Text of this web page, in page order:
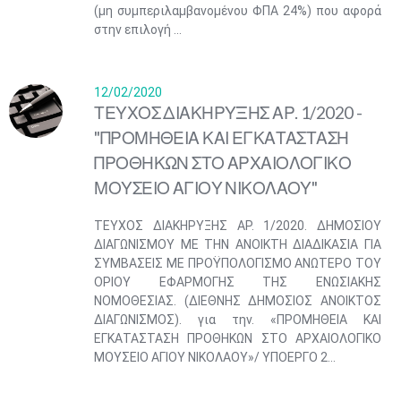
(μη συμπεριλαμβανομένου ΦΠΑ 24%) που αφορά
στην επιλογή ...
12/02/2020
ΤΕΥΧΟΣ ΔΙΑΚΗΡΥΞΗΣ ΑΡ. 1/2020 -
"ΠΡΟΜΗΘΕΙΑ ΚΑΙ ΕΓΚΑΤΑΣΤΑΣΗ
ΠΡΟΘΗΚΩΝ ΣΤΟ ΑΡΧΑΙΟΛΟΓΙΚΟ
ΜΟΥΣΕΙΟ ΑΓΙΟΥ ΝΙΚΟΛΑΟΥ"
ΤΕΥΧΟΣ ΔΙΑΚΗΡΥΞΗΣ ΑΡ. 1/2020. ΔΗΜΟΣΙΟΥ
ΔΙΑΓΩΝΙΣΜΟΥ ΜΕ ΤΗΝ ΑΝΟΙΚΤΗ ΔΙΑΔΙΚΑΣΙΑ ΓΙΑ
ΣΥΜΒΑΣΕΙΣ ΜΕ ΠΡΟΫΠΟΛΟΓΙΣΜΟ ΑΝΩΤΕΡΟ ΤΟΥ
ΟΡΙΟΥ ΕΦΑΡΜΟΓΗΣ ΤΗΣ ΕΝΩΣΙΑΚΗΣ
ΝΟΜΟΘΕΣΙΑΣ. (ΔΙΕΘΝΗΣ ΔΗΜΟΣΙΟΣ ΑΝΟΙΚΤΟΣ
ΔΙΑΓΩΝΙΣΜΟΣ). για την. «ΠΡΟΜΗΘΕΙΑ ΚΑΙ
ΕΓΚΑΤΑΣΤΑΣΗ ΠΡΟΘΗΚΩΝ ΣΤΟ ΑΡΧΑΙΟΛΟΓΙΚΟ
ΜΟΥΣΕΙΟ ΑΓΙΟΥ ΝΙΚΟΛΑΟΥ»/ ΥΠΟΕΡΓΟ 2...